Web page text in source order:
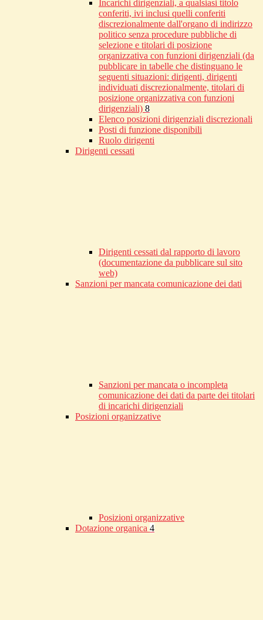
Incarichi dirigenziali, a qualsiasi titolo
conferiti, ivi inclusi quelli conferiti
discrezionalmente dall'organo di indirizzo
politico senza procedure pubbliche di
selezione e titolari di posizione
organizzativa con funzioni dirigenziali (da
pubblicare in tabelle che distinguano le
seguenti situazioni: dirigenti, dirigenti
individuati discrezionalmente, titolari di
posizione organizzativa con funzioni
dirigenziali) 8
Elenco posizioni dirigenziali discrezionali
Posti di funzione disponibili
Ruolo dirigenti
Dirigenti cessati
Dirigenti cessati dal rapporto di lavoro
(documentazione da pubblicare sul sito
web)
Sanzioni per mancata comunicazione dei dati
Sanzioni per mancata o incompleta
comunicazione dei dati da parte dei titolari
di incarichi dirigenziali
Posizioni organizzative
Posizioni organizzative
Dotazione organica 4